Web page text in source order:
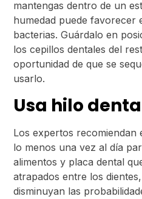
mantengas dentro de un
humedad puede favorecer
bacterias. Guárdalo en
los cepillos dentales del
oportunidad de que se
usarlo.
Usa hilo
Los expertos recomiendan
lo menos una vez al día
alimentos y placa dental
atrapados entre los
disminuyan las